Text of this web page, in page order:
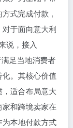
式完成付款，
于面向意大利
说，接入
足当地消费者
。其核心价值
适合布局意大
和跨境卖家在
本地付款方式